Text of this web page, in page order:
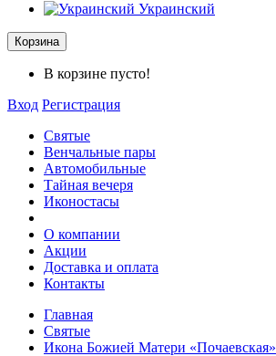
Украинский
Корзина
В корзине пусто!
Вход Регистрация
Святые
Венчальные пары
Автомобильные
Тайная вечеря
Иконостасы
O компании
Акции
Доставка и оплата
Контакты
Главная
Святые
Икона Божией Матери «Почаевская»